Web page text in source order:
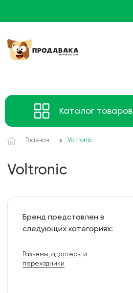
Каталог товаров
Главная Voltronic
Voltronic
Бренд представлен в
следующих категориях:
Разъемы, адаптеры и
переходники